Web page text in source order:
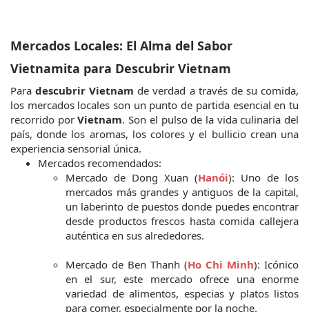
Mercados Locales: El Alma del Sabor
Vietnamita para Descubrir Vietnam
Para descubrir Vietnam de verdad a través de su comida,
los mercados locales son un punto de partida esencial en tu
recorrido por Vietnam. Son el pulso de la vida culinaria del
país, donde los aromas, los colores y el bullicio crean una
experiencia sensorial única.
Mercados recomendados:
Mercado de Dong Xuan (Hanói): Uno de los
mercados más grandes y antiguos de la capital,
un laberinto de puestos donde puedes encontrar
desde productos frescos hasta comida callejera
auténtica en sus alrededores.
Mercado de Ben Thanh (Ho Chi Minh): Icónico
en el sur, este mercado ofrece una enorme
variedad de alimentos, especias y platos listos
para comer, especialmente por la noche.